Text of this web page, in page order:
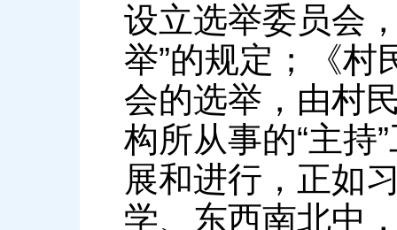
设立选举委员会
举”的规定；《村
会的选举，由村
构所从事的“主持
展和进行，正如
学、东西南北中